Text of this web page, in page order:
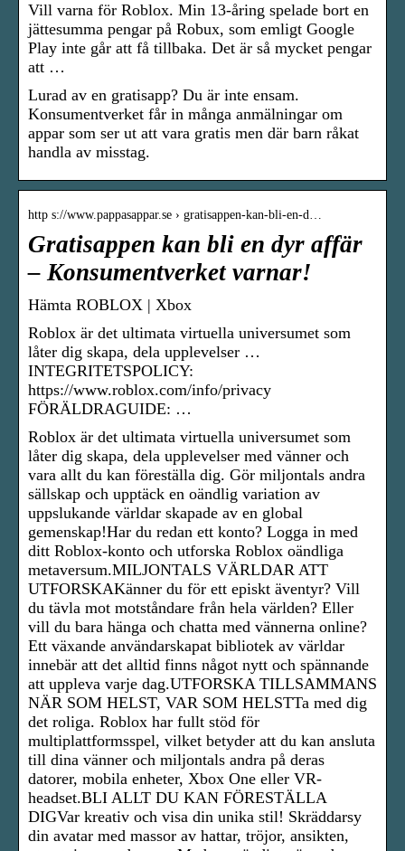
Vill varna för Roblox. Min 13-åring spelade bort en
jättesumma pengar på Robux, som emligt Google
Play inte går att få tillbaka. Det är så mycket pengar
att …
Lurad av en gratisapp? Du är inte ensam.
Konsumentverket får in många anmälningar om
appar som ser ut att vara gratis men där barn råkat
handla av misstag.
http s://www.pappasappar.se › gratisappen-kan-bli-en-d…
Gratisappen kan bli en dyr affär
– Konsumentverket varnar!
Hämta ROBLOX | Xbox
Roblox är det ultimata virtuella universumet som
låter dig skapa, dela upplevelser …
INTEGRITETSPOLICY:
https://www.roblox.com/info/privacy
FÖRÄLDRAGUIDE: …
Roblox är det ultimata virtuella universumet som
låter dig skapa, dela upplevelser med vänner och
vara allt du kan föreställa dig. Gör miljontals andra
sällskap och upptäck en oändlig variation av
uppslukande världar skapade av en global
gemenskap!Har du redan ett konto? Logga in med
ditt Roblox-konto och utforska Roblox oändliga
metaversum.MILJONTALS VÄRLDAR ATT
UTFORSKAKänner du för ett episkt äventyr? Vill
du tävla mot motståndare från hela världen? Eller
vill du bara hänga och chatta med vännerna online?
Ett växande användarskapat bibliotek av världar
innebär att det alltid finns något nytt och spännande
att uppleva varje dag.UTFORSKA TILLSAMMANS
NÄR SOM HELST, VAR SOM HELSTTa med dig
det roliga. Roblox har fullt stöd för
multiplattformsspel, vilket betyder att du kan ansluta
till dina vänner och miljontals andra på deras
datorer, mobila enheter, Xbox One eller VR-
headset.BLI ALLT DU KAN FÖRESTÄLLA
DIGVar kreativ och visa din unika stil! Skräddarsy
din avatar med massor av hattar, tröjor, ansikten,